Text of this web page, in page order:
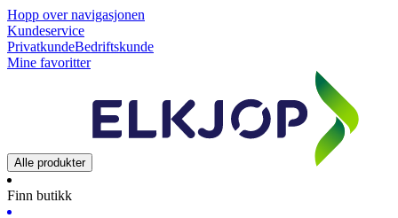
Hopp over navigasjonen
Kundeservice
PrivatkundeBedriftskunde
Mine favoritter
Alle produkter
Finn butikk